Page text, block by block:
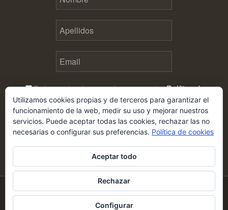
Debes estar de acuerdo con nuestraPolítica de
privacidad antes de enviar este formulario
© Copyright - Emprendedores y liderazgo |Aviso legal|Política de privacidad
Utilizamos cookies propias y de terceros para garantizar el
funcionamiento de la web, medir su uso y mejorar nuestros
servicios. Puede aceptar todas las cookies, rechazar las no
necesarias o configurar sus preferencias. Política de cookies
Aceptar todo
Rechazar
Configurar